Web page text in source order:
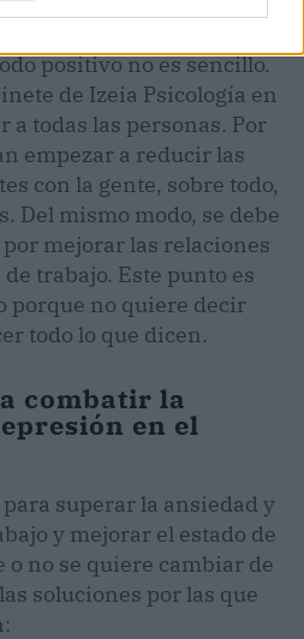
positivo no es sencillo.
de Izeia Psicología en
a todas las personas. Por
empezar a reducir las
con la gente, sobre todo,
Del mismo modo, se debe
mejorar las relaciones
trabajo. Este punto es
porque no quiere decir
todo lo que dicen.
combatir la
en el
para superar la ansiedad y
y mejorar el estado de
o no se quiere cambiar de
soluciones por las que